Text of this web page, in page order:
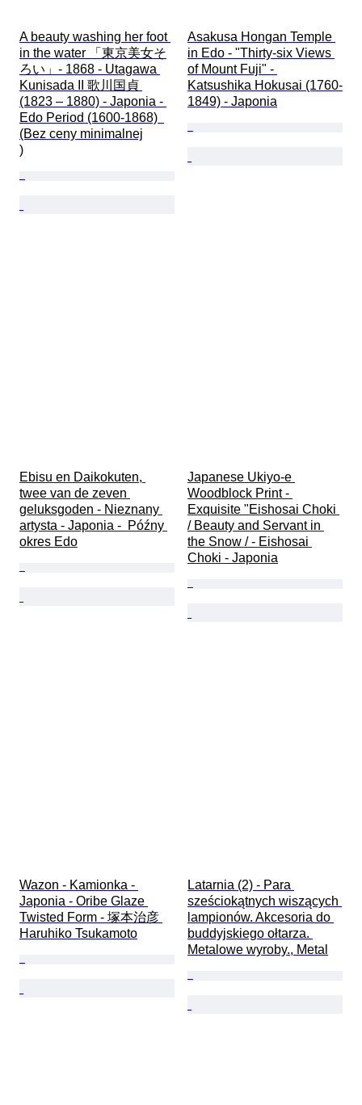
A beauty washing her foot
in the water 「東京美女そ
ろい」- 1868 - Utagawa
Kunisada II 歌川国貞
(1823 – 1880) - Japonia -
Edo Period (1600-1868)
(Bez ceny minimalnej
)
Asakusa Hongan Temple
in Edo - "Thirty-six Views
of Mount Fuji" -
Katsushika Hokusai (1760-
1849) - Japonia
Ebisu en Daikokuten,
twee van de zeven
geluksgoden - Nieznany
artysta - Japonia -  Późny
okres Edo
Japanese Ukiyo-e
Woodblock Print -
Exquisite "Eishosai Choki
/ Beauty and Servant in
the Snow / - Eishosai
Choki - Japonia
Wazon - Kamionka -
Japonia - Oribe Glaze
Twisted Form - 塚本治彦
Haruhiko Tsukamoto
Latarnia (2) - Para
sześciokątnych wiszących
lampionów. Akcesoria do
buddyjskiego ołtarza.
Metalowe wyroby., Metal